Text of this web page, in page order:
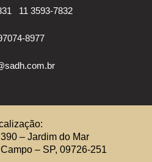
11 3593-7832
8977
– Jardim do Mar
– SP, 09726-251